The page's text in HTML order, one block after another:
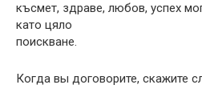
късмет, здраве, любов, успех
като цяло
поискване.
Когда вы договорите, скажите